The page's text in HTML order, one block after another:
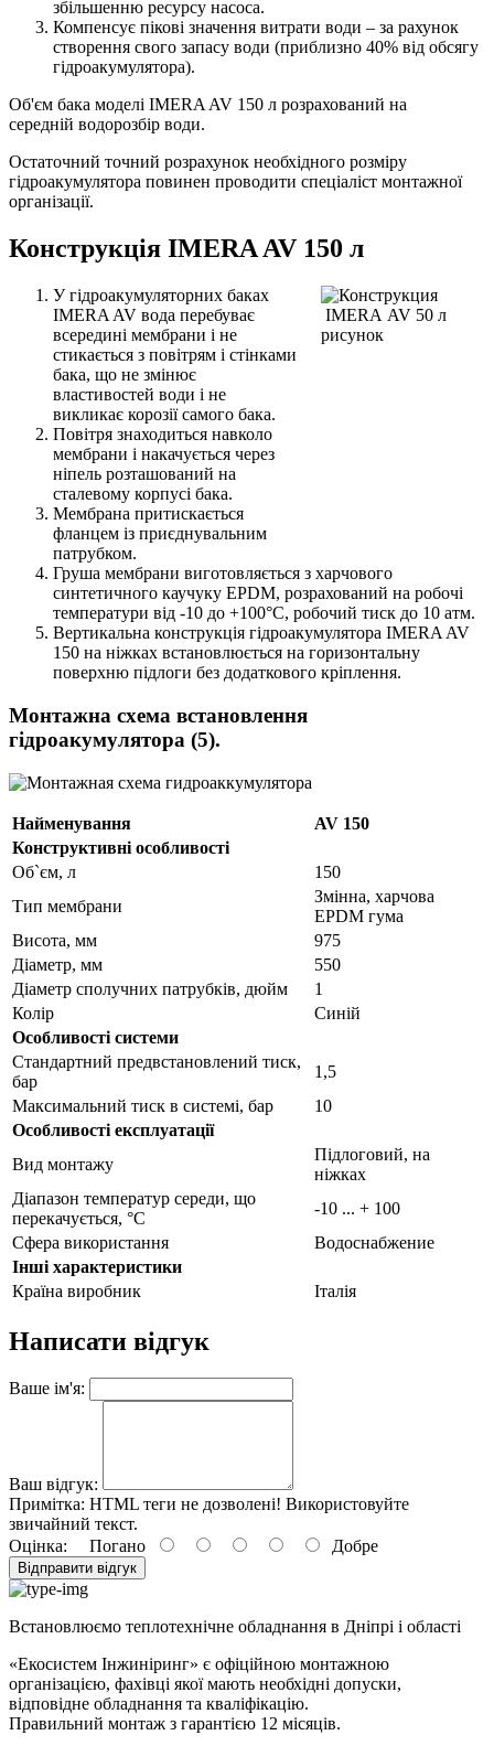
збільшенню ресурсу насоса.
Компенсує пікові значення витрати води – за рахунок
створення свого запасу води (приблизно 40% від обсягу
гідроакумулятора).
Об'єм бака моделі IMERA AV 150 л розрахований на
середній водорозбір води.
Остаточний точний розрахунок необхідного розміру
гідроакумулятора повинен проводити спеціаліст монтажної
організації.
Конструкція IMERA AV 150 л
У гідроакумуляторних баках
IMERA AV вода перебуває
всередині мембрани і не
стикається з повітрям і стінками
бака, що не змінює
властивостей води і не
викликає корозії самого бака.
Повітря знаходиться навколо
мембрани і накачується через
ніпель розташований на
сталевому корпусі бака.
Мембрана притискається
фланцем із приєднувальним
патрубком.
Груша мембрани виготовляється з харчового
синтетичного каучуку EPDM, розрахований на робочі
температури від -10 до +100°С, робочий тиск до 10 атм.
Вертикальна конструкція гідроакумулятора IMERA AV
150 на ніжках встановлюється на горизонтальну
поверхню підлоги без додаткового кріплення.
Монтажна схема встановлення
гідроакумулятора (5).
Найменування
AV 150
Конструктивні особливості
Об`єм, л
150
Тип мембрани
Змінна, харчова
EPDM гума
Висота, мм
975
Діаметр, мм
550
Діаметр сполучних патрубків, дюйм
1
Колір
Синій
Особливості системи
Стандартний предвстановлений тиск,
бар
1,5
Максимальний тиск в системі, бар
10
Особливості експлуатації
Вид монтажу
Підлоговий, на
ніжках
Діапазон температур середи, що
перекачується, °С
-10 ... + 100
Сфера використання
Водоснабжение
Інші характеристики
Країна виробник
Італія
Написати відгук
Ваше ім'я:
Ваш відгук:
Примітка: HTML теги не дозволені! Використовуйте
звичайний текст.
Оцінка: Погано Добре
Відправити відгук
Встановлюємо теплотехнічне обладнання в Дніпрі і області
«Екосистем Інжиніринг» є офіційною монтажною
організацією, фахівці якої мають необхідні допуски,
відповідне обладнання та кваліфікацію.
Правильний монтаж з гарантією 12 місяців.